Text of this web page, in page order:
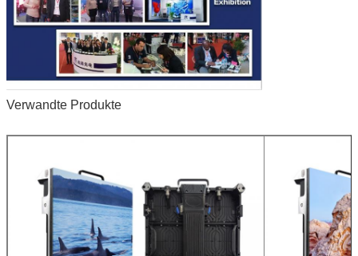
Verwandte Produkte